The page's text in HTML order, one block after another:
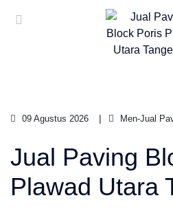
09 Agustus 2026 Men-Jual
Jual Paving
Plawad Utara